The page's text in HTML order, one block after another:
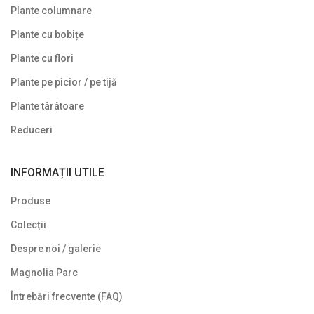
Plante columnare
Plante cu bobițe
Plante cu flori
Plante pe picior / pe tijă
Plante târâtoare
Reduceri
INFORMAȚII UTILE
Produse
Colecții
Despre noi / galerie
Magnolia Parc
Întrebări frecvente (FAQ)